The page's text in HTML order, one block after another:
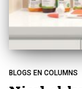
BLOGS EN COLUMNS